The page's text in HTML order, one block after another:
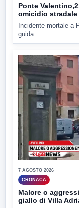
Ponte
omicidio stradale
Incidente mortale a
guida...
7 AGOSTO 2026
CRONACA
Malore o
giallo di Villa